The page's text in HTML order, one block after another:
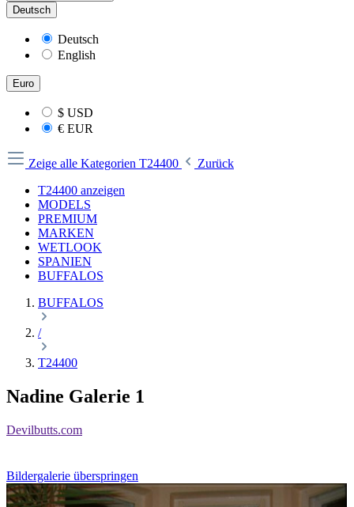
Deutsch
Deutsch
English
Euro
$ USD
€ EUR
Zeige alle Kategorien T24400
Zurück
T24400 anzeigen
MODELS
PREMIUM
MARKEN
WETLOOK
SPANIEN
BUFFALOS
BUFFALOS
/
T24400
Nadine Galerie 1
Devilbutts.com
Bildergalerie überspringen